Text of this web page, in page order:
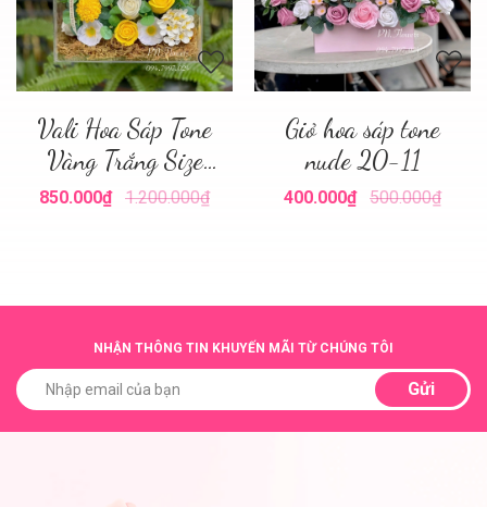
Vali Hoa Sáp Tone
Vàng Trắng Size
Nhỏ
850.000₫ 1.200.000₫
Giỏ hoa sáp tone
nude 20-11
400.000₫ 500.000₫
NHẬN THÔNG TIN KHUYẾN MÃI TỪ CHÚNG TÔI
Gửi